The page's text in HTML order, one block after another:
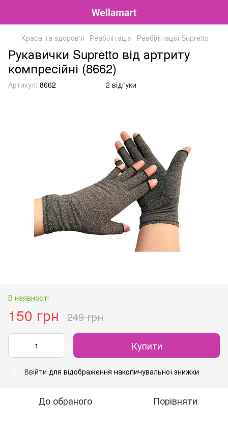
Краса та здоров'я Реабілітація Реабілітація Supretto
Рукавички Supretto від артриту
компресійні (8662)
Артикул: 8662 2 відгуки
В наявності
150 грн 249 грн
Купити
Ввійти для відображення накопичувальної знижки
До обраного Порівняти